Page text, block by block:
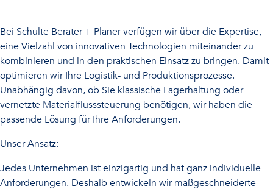
Bei Schulte Berater + Planer verfügen wir über die Expertise,
eine Vielzahl von innovativen Technologien miteinander zu
kombinieren und in den praktischen Einsatz zu bringen. Damit
optimieren wir Ihre Logistik- und Produktionsprozesse.
Unabhängig davon, ob Sie klassische Lagerhaltung oder
vernetzte Materialflusssteuerung benötigen, wir haben die
passende Lösung für Ihre Anforderungen.
Unser Ansatz:
Jedes Unternehmen ist einzigartig und hat ganz individuelle
Anforderungen. Deshalb entwickeln wir maßgeschneiderte